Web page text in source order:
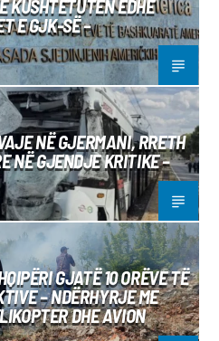
KUSHTETUTËN EDHE
E GJK-SË –
NË GJERMANI, RRETH
NË GJENDJE KRITIKE –
GJATË 10 ORËVE TË
– NDËRHYRJE ME
DHE AVION